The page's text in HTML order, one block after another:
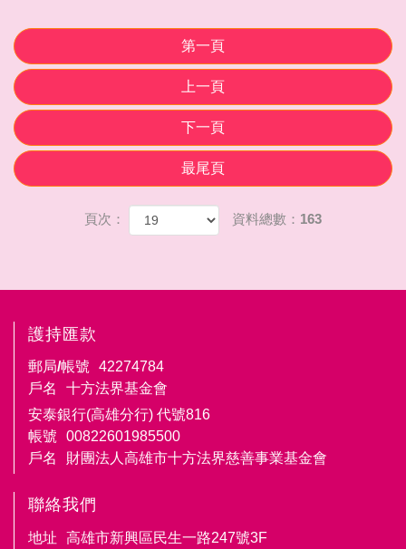
第一頁
上一頁
下一頁
最尾頁
頁次： 資料總數：163
護持匯款
郵局/帳號
42274784
戶名
十方法界基金會
安泰銀行(高雄分行) 代號816
帳號
00822601985500
戶名
財團法人高雄市十方法界慈善事業基金會
聯絡我們
地址 高雄市新興區民生一路247號3F